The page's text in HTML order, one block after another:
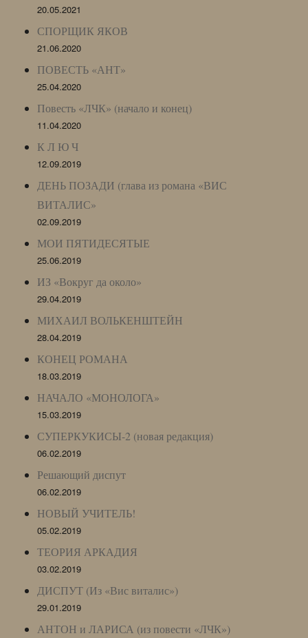
20.05.2021
СПОРЩИК ЯКОВ
21.06.2020
ПОВЕСТЬ «АНТ»
25.04.2020
Повесть «ЛЧК» (начало и конец)
11.04.2020
К Л Ю Ч
12.09.2019
ДЕНЬ ПОЗАДИ (глава из романа «ВИС
ВИТАЛИС»
02.09.2019
МОИ ПЯТИДЕСЯТЫЕ
25.06.2019
ИЗ «Вокруг да около»
29.04.2019
МИХАИЛ ВОЛЬКЕНШТЕЙН
28.04.2019
КОНЕЦ РОМАНА
18.03.2019
НАЧАЛО «МОНОЛОГА»
15.03.2019
СУПЕРКУКИСЫ-2 (новая редакция)
06.02.2019
Решающий диспут
06.02.2019
НОВЫЙ УЧИТЕЛЬ!
05.02.2019
ТЕОРИЯ АРКАДИЯ
03.02.2019
ДИСПУТ (Из «Вис виталис»)
29.01.2019
АНТОН и ЛАРИСА (из повести «ЛЧК»)